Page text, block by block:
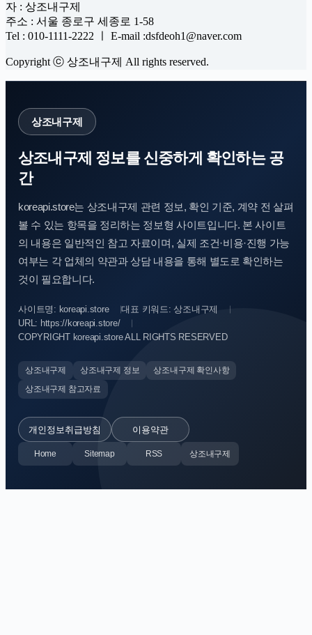
자 : 상조내구제
주소 : 서울 종로구 세종로 1-58
Tel : 010-1111-2222 ㅣ E-mail :dsfdeoh1@naver.com
Copyright ⓒ 상조내구제 All rights reserved.
상조내구제
상조내구제 정보를 신중하게 확인하는 공
간
koreapi.store는 상조내구제 관련 정보, 확인 기준, 계약 전 살펴
볼 수 있는 항목을 정리하는 정보형 사이트입니다. 본 사이트
의 내용은 일반적인 참고 자료이며, 실제 조건·비용·진행 가능
여부는 각 업체의 약관과 상담 내용을 통해 별도로 확인하는
것이 필요합니다.
사이트명: koreapi.store
대표 키워드: 상조내구제
URL: https://koreapi.store/
COPYRIGHT koreapi.store ALL RIGHTS RESERVED
상조내구제 상조내구제 정보
상조내구제 확인사항
상조내구제 참고자료
개인정보취급방침 이용약관
Home Sitemap RSS 상조내구제